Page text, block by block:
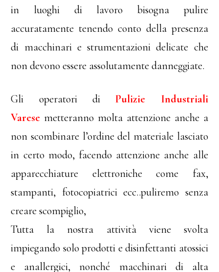
in luoghi di lavoro bisogna pulire
accuratamente tenendo conto della presenza
di macchinari e strumentazioni delicate che
non devono essere assolutamente danneggiate.
Gli operatori diPulizie Industriali
Varese metteranno molta attenzione anche a
non scombinare l’ordine del materiale lasciato
in certo modo, facendo attenzione anche alle
apparecchiature elettroniche come fax,
stampanti, fotocopiatrici ecc..puliremo senza
creare scompiglio,
Tutta la nostra attività viene svolta
impiegando solo prodotti e disinfettanti atossici
e anallergici, nonché macchinari di alta